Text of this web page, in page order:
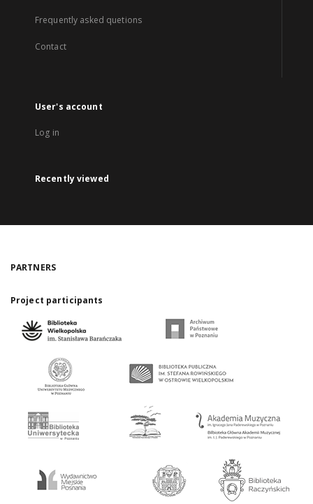
Frequently asked quetions
Contact
User's account
Log in
Recently viewed
PARTNERS
Project participants